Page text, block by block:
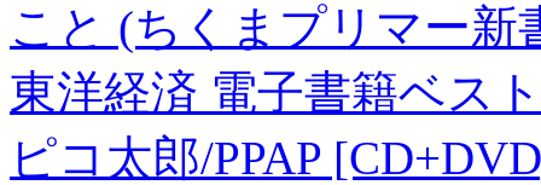
こと (ちくまプリマー新
東洋経済 電子書籍ベス
ピコ太郎/PPAP